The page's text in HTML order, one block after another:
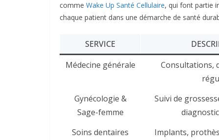
comme Wake Up Santé Cellulaire, qui font partie
chaque patient dans une démarche de santé
SERVICE
Médecine générale
Consultations,
Gynécologie &
Sage-femme
Suivi de
Soins dentaires
Implants,